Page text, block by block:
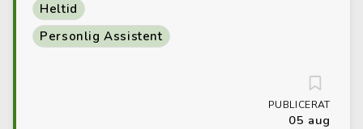
Heltid
Personlig Assistent
PUBLICERAT
05 aug